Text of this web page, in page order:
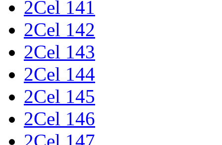
2Cel 141
2Cel 142
2Cel 143
2Cel 144
2Cel 145
2Cel 146
2Cel 147